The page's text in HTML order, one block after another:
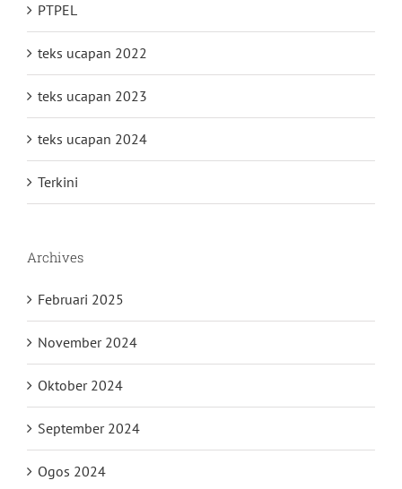
PTPEL
teks ucapan 2022
teks ucapan 2023
teks ucapan 2024
Terkini
Archives
Februari 2025
November 2024
Oktober 2024
September 2024
Ogos 2024